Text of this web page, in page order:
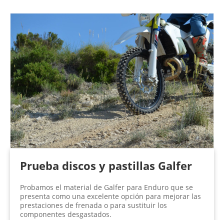
Prueba discos y pastillas Galfer
Probamos el material de Galfer para Enduro que se
presenta como una excelente opción para mejorar las
prestaciones de frenada o para sustituir los
componentes desgastados.